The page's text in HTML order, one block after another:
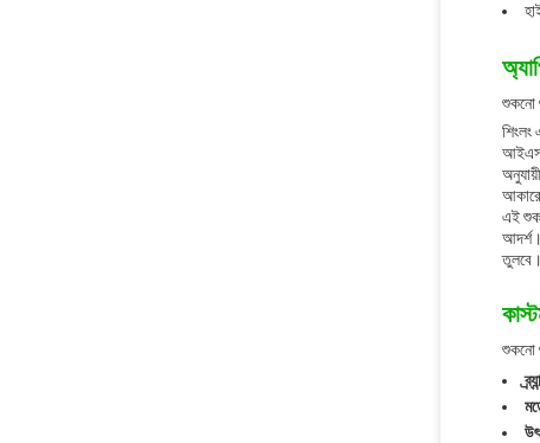
শুকনো
এই
তুলবে।
শুকনো